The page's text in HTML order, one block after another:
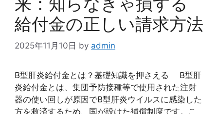
給付金の正しい請求方法
2025年11月10日 by admin
B型肝炎給付金とは？基礎知識を押さえる B型肝
炎給付金とは、集団予防接種等で使用された注射
器の使い回しが原因でB型肝炎ウイルスに感染した
方を救済するため、国が設けた補償制度です。こ